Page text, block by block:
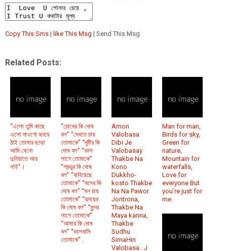
Copy This Sms | like This Msg | Send This Msg
Related Posts:
“এসো তুমি কাছে
এসো দাওগো হৃদয়ে
ঠাই তোমার ছাড়া
আমি যেনো
দুনিয়াতে আর
নাই”।
“চোখের কি দোষ
বল” “দেখতে চায়
তোমাকে” “দৃষ্টির কি
দোষ বল” “ভাল
লাগে তোমাকে”
“প্রভুর কি দোষ
বল” “বানিয়েছে
তোমাকে” “মনের কি
দোষ বল” “মন চায়
তোমাকে” “হৃদয়ের
কি দোষ বল” “সুন্দর
লাগে তোমাকে”
“আমার কি দোষ
বল” “ভালবাসি
তোমাকে” .
Amon
Valobasa
Dibi Je
Valobasay
Thakbe Na
Kono
Dukkho-
kosto Thakbe
Na Na Pawor
Jontrona,
Thakbe Na
Maya kanna,
Thakbe
Sudhu
SimaHin
Valobasa.. J
Man for man,
Birds for sky,
Green for
nature,
Mountain for
waterfalls,
Love for
everyone But
you’re just for
me.